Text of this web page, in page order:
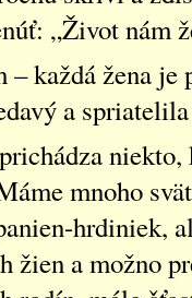
„Život nám
– každá žena je
a
mnoho
hrdiniek,
žien a možno